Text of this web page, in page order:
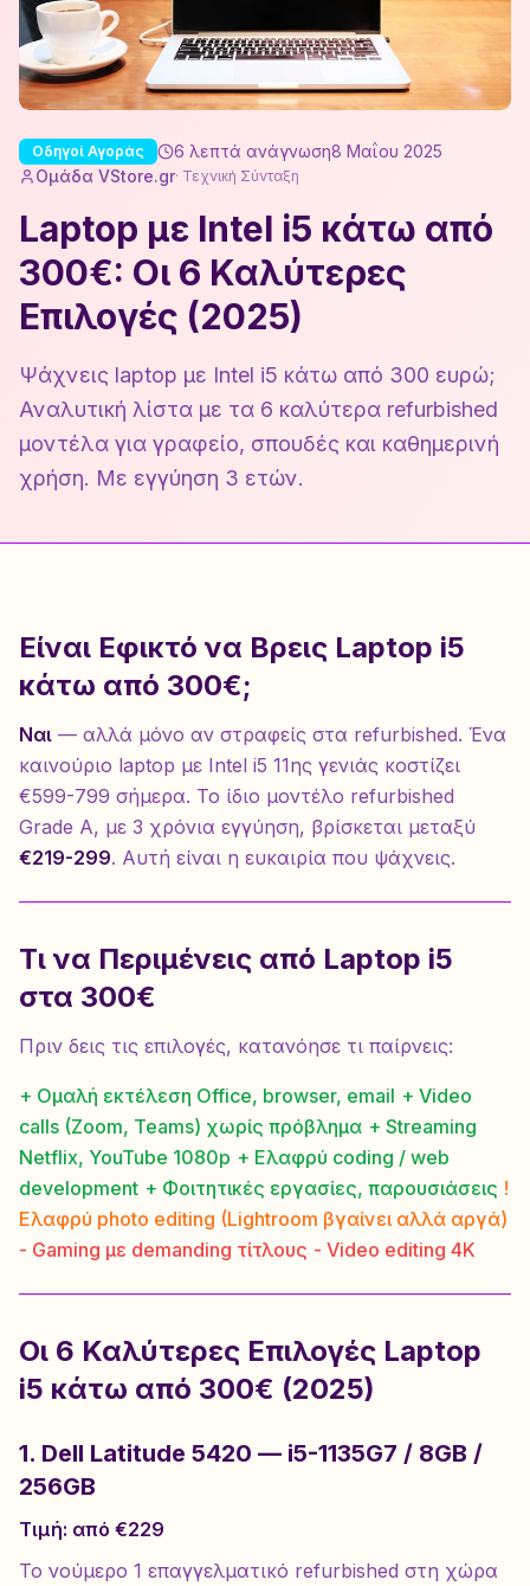
Οδηγοί Αγοράς 6 λεπτά ανάγνωση8 Μαΐου 2025
Ομάδα VStore.gr· Τεχνική Σύνταξη
Laptop με Intel i5 κάτω από
300€: Οι 6 Καλύτερες
Επιλογές (2025)
Ψάχνεις laptop με Intel i5 κάτω από 300 ευρώ;
Αναλυτική λίστα με τα 6 καλύτερα refurbished
μοντέλα για γραφείο, σπουδές και καθημερινή
χρήση. Με εγγύηση 3 ετών.
Είναι Εφικτό να Βρεις Laptop i5
κάτω από 300€;
Ναι — αλλά μόνο αν στραφείς στα refurbished. Ένα
καινούριο laptop με Intel i5 11ης γενιάς κοστίζει
€599-799 σήμερα. Το ίδιο μοντέλο refurbished
Grade A, με 3 χρόνια εγγύηση, βρίσκεται μεταξύ
€219-299. Αυτή είναι η ευκαιρία που ψάχνεις.
Τι να Περιμένεις από Laptop i5
στα 300€
Πριν δεις τις επιλογές, κατανόησε τι παίρνεις:
+ Ομαλή εκτέλεση Office, browser, email + Video
calls (Zoom, Teams) χωρίς πρόβλημα + Streaming
Netflix, YouTube 1080p + Ελαφρύ coding / web
development + Φοιτητικές εργασίες, παρουσιάσεις !
Ελαφρύ photo editing (Lightroom βγαίνει αλλά αργά)
- Gaming με demanding τίτλους - Video editing 4K
Οι 6 Καλύτερες Επιλογές Laptop
i5 κάτω από 300€ (2025)
1. Dell Latitude 5420 — i5-1135G7 / 8GB /
256GB
Τιμή: από €229
Το νούμερο 1 επαγγελματικό refurbished στη χώρα